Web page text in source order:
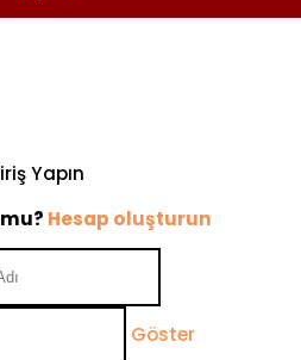
Yapın
Hesap oluşturun
Göster